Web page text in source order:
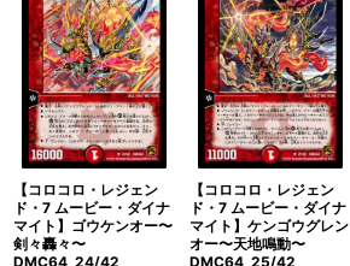
【コロコロ・レジェン
ド・7 ムービー・ダイナ
マイト】ゴウケンオー〜
剣々轟々〜
DMC64_24/42
【コロコロ・レジェン
ド・7 ムービー・ダイナ
マイト】ケンゴウグレン
オー〜天地鳴動〜
DMC64_25/42